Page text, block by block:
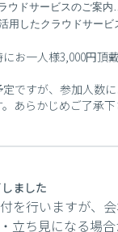
ウドサービスのご案
用したクラウドサービ
お一人様3,000円頂
ですが、参加人数
あらかじめご了承下
ました
を行いますが、
立ち見になる場